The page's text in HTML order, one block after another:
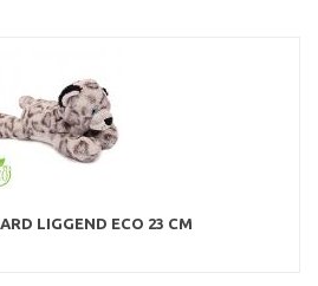
LIGGEND ECO 23 CM